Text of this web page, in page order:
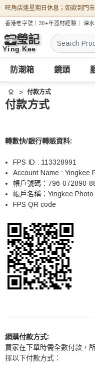
旺角店逢星期日休息；如欲到門
香港老字號｜30+年器材經驗｜深
搜
索
防潮箱 鏡頭
首頁 付款方式
付款方式
轉數快/銀行轉賬資料:
FPS ID : 113328991
Account Name : Yingkee
帳戶號碼：796-072890-
帳戶名稱：Yingkee Photo
FPS QR code
網購付款方式:
買家在下單時需全數付款，
擇以下付款方式：